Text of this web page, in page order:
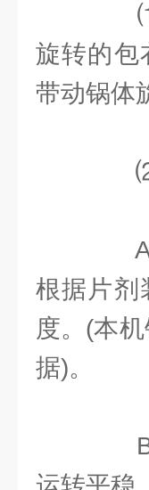
⑴
旋转的包
带动锅体
⑵
A
根据片剂
度。(本
据)。
B